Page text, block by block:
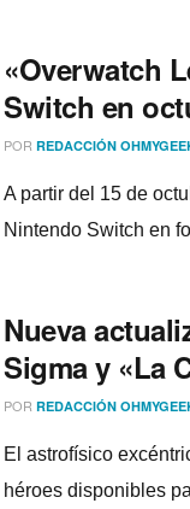
«Overwatch
Switch en
POR REDACCIÓN
A partir del 15 de
Nintendo Switch en
Nueva
Sigma y «La
POR REDACCIÓN
El astrofí­sico
héroes disponibles